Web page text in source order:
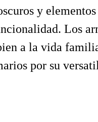
y
Los
a la vida
por su